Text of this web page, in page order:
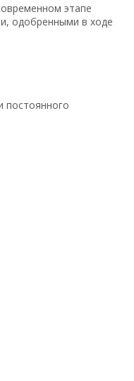
этапе
одобренными в ходе
постоянного